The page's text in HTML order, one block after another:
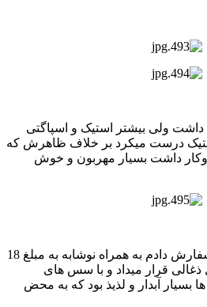
داشت ولی بیشتر استیک و اسپاگتی
درست میکرد بر خلاف ظاهرش که
داشت بسیار مهربون و خوش
من هم مثل بقیه یه استیک سفارش دادم به همراه نوشابه به مبلغ 18
قرار میداد و با سس های
بسیار آبدار و لذیذ بود که به محض